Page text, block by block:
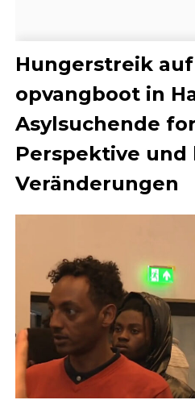
Hungerstreik
opvangboot in
Asylsuchende
Perspektive und
Veränderungen